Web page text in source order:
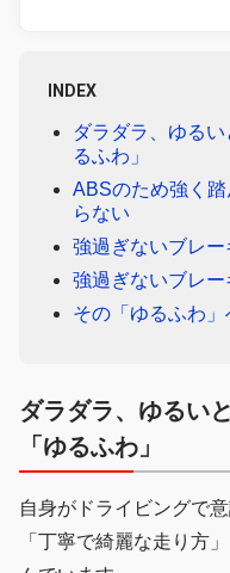
INDEX
ダラダラ、ゆる
るふわ」
ABSのため強く
らない
強過ぎないブレ
強過ぎないブレ
その「ゆるふわ
ダラダラ、ゆるい
「ゆるふわ」
自身がドライビングで
「丁寧で綺麗な走り方